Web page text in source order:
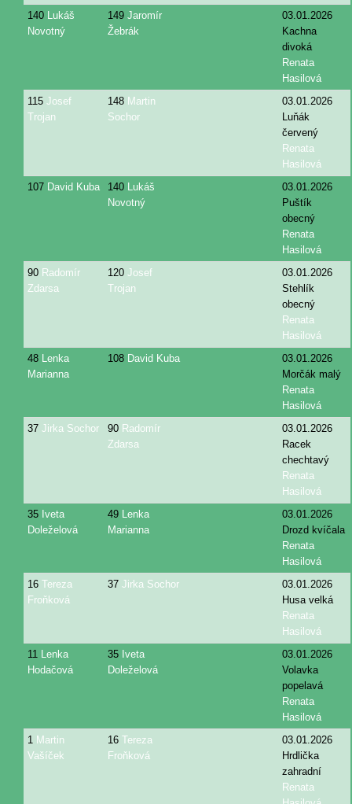
140 Lukáš
Novotný
149 Jaromír
Žebrák
03.01.2026
Kachna
divoká
Renata
Hasilová
115 Josef
Trojan
148 Martin
Sochor
03.01.2026
Luňák
červený
Renata
Hasilová
107 David Kuba 140 Lukáš
Novotný
03.01.2026
Puštík
obecný
Renata
Hasilová
90 Radomír
Zdarsa
120 Josef
Trojan
03.01.2026
Stehlík
obecný
Renata
Hasilová
48 Lenka
Marianna
108 David Kuba
03.01.2026
Morčák malý
Renata
Hasilová
37 Jirka Sochor 90 Radomír
Zdarsa
03.01.2026
Racek
chechtavý
Renata
Hasilová
35 Iveta
Doleželová
49 Lenka
Marianna
03.01.2026
Drozd kvíčala
Renata
Hasilová
16 Tereza
Froňková
37 Jirka Sochor
03.01.2026
Husa velká
Renata
Hasilová
11 Lenka
Hodačová
35 Iveta
Doleželová
03.01.2026
Volavka
popelavá
Renata
Hasilová
1 Martin
Vašíček
16 Tereza
Froňková
03.01.2026
Hrdlička
zahradní
Renata